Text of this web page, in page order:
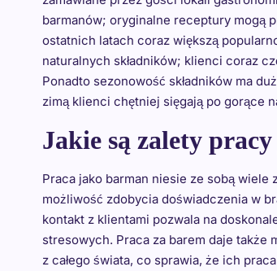
barmanów; oryginalne receptury mogą
ostatnich latach coraz większą
naturalnych składników; klienci coraz
Ponadto sezonowość składników ma
zimą klienci chętniej sięgają po gorące
Jakie są zalety
Praca jako barman niesie ze sobą
możliwość zdobycia doświadczenia w
kontakt z klientami pozwala na
stresowych. Praca za barem daje także
z całego świata, co sprawia, że ich